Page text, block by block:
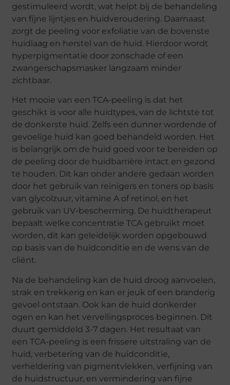
gestimuleerd wordt, wat helpt bij de behandeling
van fijne lijntjes en huidveroudering. Daarnaast
zorgt de peeling voor exfoliatie van de bovenste
huidlaag en herstel van de huid. Hierdoor wordt
hyperpigmentatie door zonschade of een
zwangerschapsmasker langzaam minder
zichtbaar.
Het mooie van een TCA-peeling is dat het
geschikt is voor alle huidtypes, van de lichtste tot
de donkerste huid. Zelfs een dunner wordende of
gevoelige huid kan goed behandeld worden. Het
is belangrijk om de huid goed voor te bereiden op
de peeling door de huidbarrière intact en gezond
te houden. Dit kan onder andere gedaan worden
door het gebruik van reinigers en toners op basis
van glycolzuur, vitamine A of retinol, en het
gebruik van UV-bescherming. De huidtherapeut
bepaalt welke concentratie TCA gebruikt moet
worden, dit kan geleidelijk worden opgebouwd
op basis van de huidconditie en de wens van de
cliënt.
Na de behandeling kan de huid droog aanvoelen,
strak en trekkerig en kan er jeuk of een branderig
gevoel ontstaan. Ook kan de huid donkerder
ogen en kan het vervellingsproces beginnen. Dit
duurt gemiddeld 3-7 dagen. Het resultaat van
een TCA-peeling is een frissere uitstraling van de
huid, verbetering van de huidconditie,
verheldering van pigmentvlekken, verfijning van
de huidstructuur, en vermindering van fijne